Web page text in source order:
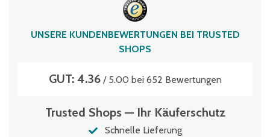
SK3521
7.5 Liter
UNSERE KUNDENBEWERTUNGEN BEI TRUSTED
SHOPS
GUT: 4.36/ 5.00 bei 652 Bewertungen
Trusted Shops — Ihr Käuferschutz
Schnelle Lieferung